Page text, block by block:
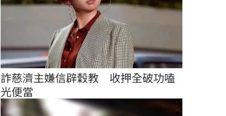
詐慈濟主嫌信辟穀教　收押全破功嗑
光便當